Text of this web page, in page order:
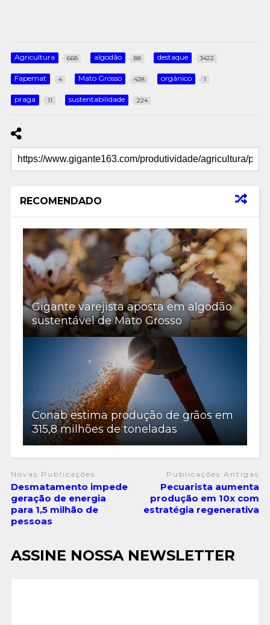
Agricultura 668 algodão 88 destaque 3422
Fapemat 4 Mato Grosso 428 orgânico 1
praga 11 sustentabilidade 224
RECOMENDADO
Gigante varejista aposta em algodão
sustentável de Mato Grosso
Conab estima produção de grãos em
315,8 milhões de toneladas
Novas Publicações
Desmatamento impede
geração de energia
para 1,5 milhão de
pessoas
Publicações Antigas
Pecuarista aumenta
produção em 10x com
estratégia regenerativa
ASSINE NOSSA NEWSLETTER